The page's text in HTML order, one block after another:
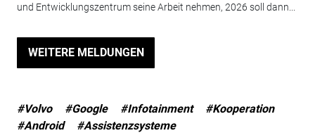
und Entwicklungszentrum seine Arbeit nehmen, 2026 soll dann...
WEITERE MELDUNGEN
#Volvo #Google #Infotainment
#Kooperation
#Android
#Assistenzsysteme